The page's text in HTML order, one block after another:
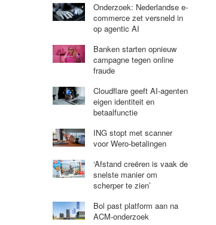
Onderzoek: Nederlandse e-
commerce zet versneld in
op agentic AI
Banken starten opnieuw
campagne tegen online
fraude
Cloudflare geeft AI-agenten
eigen identiteit en
betaalfunctie
ING stopt met scanner
voor Wero-betalingen
‘Afstand creëren is vaak de
snelste manier om
scherper te zien’
Bol past platform aan na
ACM-onderzoek